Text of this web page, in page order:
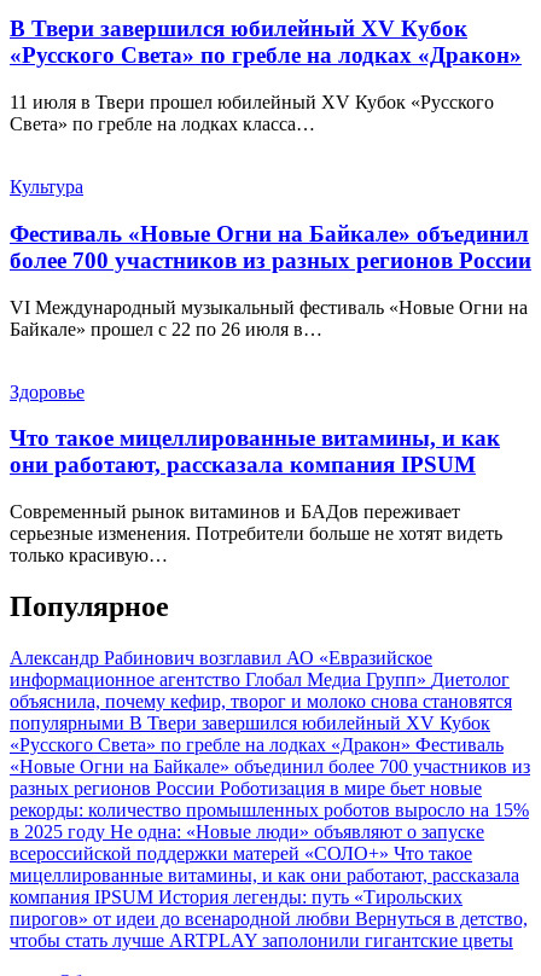
В Твери завершился юбилейный XV Кубок
«Русского Света» по гребле на лодках «Дракон»
11 июля в Твери прошел юбилейный XV Кубок «Русского
Света» по гребле на лодках класса…
Культура
Фестиваль «Новые Огни на Байкале» объединил
более 700 участников из разных регионов России
VI Международный музыкальный фестиваль «Новые Огни на
Байкале» прошел с 22 по 26 июля в…
Здоровье
Что такое мицеллированные витамины, и как
они работают, рассказала компания IPSUM
Современный рынок витаминов и БАДов переживает
серьезные изменения. Потребители больше не хотят видеть
только красивую…
Популярное
Александр Рабинович возглавил АО «Евразийское
информационное агентство Глобал Медиа Групп» Диетолог
объяснила, почему кефир, творог и молоко снова становятся
популярными В Твери завершился юбилейный XV Кубок
«Русского Света» по гребле на лодках «Дракон» Фестиваль
«Новые Огни на Байкале» объединил более 700 участников из
разных регионов России Роботизация в мире бьет новые
рекорды: количество промышленных роботов выросло на 15%
в 2025 году Не одна: «Новые люди» объявляют о запуске
всероссийской поддержки матерей «СОЛО+» Что такое
мицеллированные витамины, и как они работают, рассказала
компания IPSUM История легенды: путь «Тирольских
пирогов» от идеи до всенародной любви Вернуться в детство,
чтобы стать лучше ARTPLAY заполонили гигантские цветы